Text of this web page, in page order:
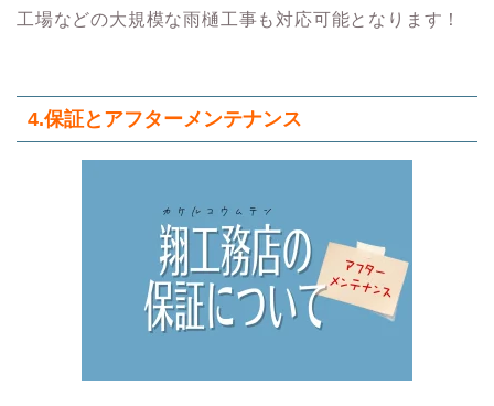
工場などの大規模な雨樋工事も対応可能となります！
4.保証とアフターメンテナンス